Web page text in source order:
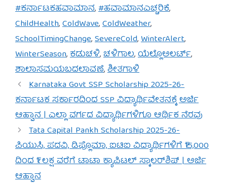
#ಕರ್ನಾಟಕಹವಾಮಾನ,#ಹವಾಮಾನಎಚ್ಚರಿಕೆ,
ChildHealth,ColdWave,ColdWeather,
SchoolTimingChange,SevereCold,WinterAlert,
WinterSeason,ಕಡುಚಳಿ,ಚಳಿಗಾಲ,ಯೆಲ್ಲೊಅಲರ್ಟ್,
ಶಾಲಾಸಮಯಬದಲಾವಣೆ,ಶೀತಗಾಳಿ
Karnataka Govt SSP Scholarship 2025-26-
ಕರ್ನಾಟಕ ಸರ್ಕಾರದಿಂದ SSP ವಿದ್ಯಾರ್ಥಿವೇತನಕ್ಕೆ ಅರ್ಜಿ
ಆಹ್ವಾನ | ಎಲ್ಲಾ ವರ್ಗದ ವಿದ್ಯಾರ್ಥಿಗಳಿಗೂ ಆರ್ಥಿಕ ನೆರವು
Tata Capital Pankh Scholarship 2025-26-
ಪಿಯುಸಿ, ಪದವಿ, ಡಿಪ್ಲೊಮಾ, ಐಟಿಐ ವಿದ್ಯಾರ್ಥಿಗಳಿಗೆ ₹15,000
ದಿಂದ ₹1 ಲಕ್ಷ ವರೆಗೆ ಟಾಟಾ ಕ್ಯಾಪಿಟಲ್ ಸ್ಕಾಲರ್‌ಶಿಪ್ | ಅರ್ಜಿ
ಆಹ್ವಾನ